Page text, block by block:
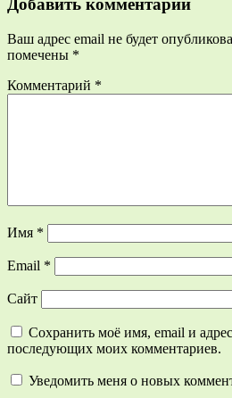
Добавить комментарий
Ваш адрес email не будет
помечены *
Комментарий *
Имя *
Email *
Сайт
Сохранить моё имя, email и
последующих моих комментариев.
Уведомить меня о новых